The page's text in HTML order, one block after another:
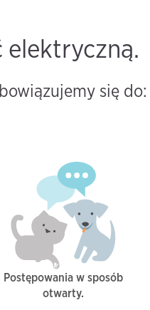
elektryczną.
się do:
Postępowania w sposób
otwarty.